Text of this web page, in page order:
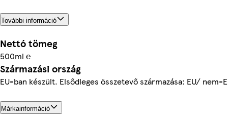
További információ
Nettó tömeg
500ml ℮
Származási ország
EU-ban készült. Elsődleges összetevő származása: EU/ nem-
Márkainformáció